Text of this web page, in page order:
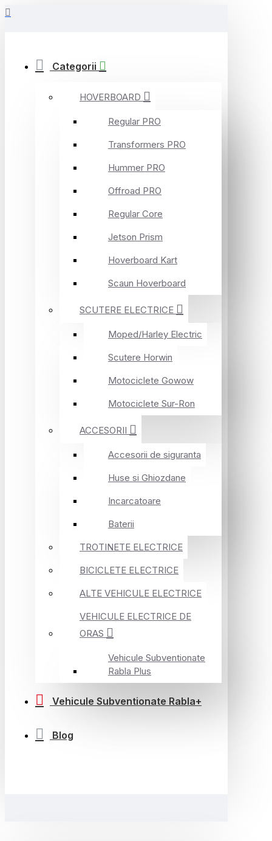
Categorii
HOVERBOARD
Regular PRO
Transformers PRO
Hummer PRO
Offroad PRO
Regular Core
Jetson Prism
Hoverboard Kart
Scaun Hoverboard
SCUTERE ELECTRICE
Moped/Harley Electric
Scutere Horwin
Motociclete Gowow
Motociclete Sur-Ron
ACCESORII
Accesorii de siguranta
Huse si Ghiozdane
Incarcatoare
Baterii
TROTINETE ELECTRICE
BICICLETE ELECTRICE
ALTE VEHICULE ELECTRICE
VEHICULE ELECTRICE DE
ORAS
Vehicule Subventionate
Rabla Plus
Vehicule Subventionate Rabla+
Blog